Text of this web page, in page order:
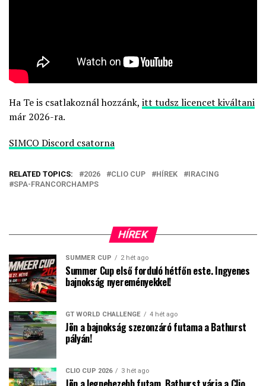
Ha Te is csatlakoznál hozzánk, itt tudsz licencet kiváltani
már 2026-ra.
SIMCO Discord csatorna
RELATED TOPICS: 2026 CLIO CUP HÍREK
IRACING
SPA-FRANCORCHAMPS
HÍREK
SUMMER CUP 2 hét ago
Summer Cup első forduló hétfőn este. Ingyenes
bajnokság nyereményekkel!
GT WORLD CHALLENGE 4 hét ago
Jön a bajnokság szezonzáró futama a Bathurst
pályán!
CLIO CUP 2026 3 hét ago